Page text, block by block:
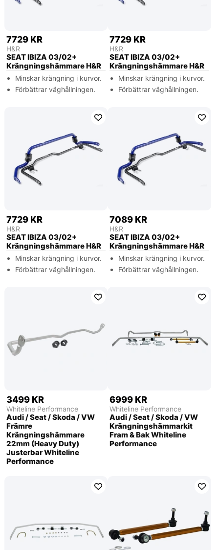
7729 KR
H&R
SEAT IBIZA 03/02+
Krängningshämmare H&R
Minskar krängning i kurvor.
Förbättrar väghållningen.
7729 KR
H&R
SEAT IBIZA 03/02+
Krängningshämmare H&R
Minskar krängning i kurvor.
Förbättrar väghållningen.
7729 KR
H&R
SEAT IBIZA 03/02+
Krängningshämmare H&R
Minskar krängning i kurvor.
Förbättrar väghållningen.
7089 KR
H&R
SEAT IBIZA 03/02+
Krängningshämmare H&R
Minskar krängning i kurvor.
Förbättrar väghållningen.
3499 KR
Whiteline Performance
Audi / Seat / Skoda / VW
Främre
Krängningshämmare
22mm (Heavy Duty)
Justerbar Whiteline
Performance
6999 KR
Whiteline Performance
Audi / Seat / Skoda / VW
Krängningshämmarkit
Fram & Bak Whiteline
Performance